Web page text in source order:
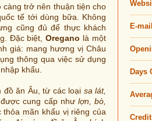
càng trở nên thuận tiện cho
tế tới dùng bữa. Không
cũng đủ để thực khách
Đặc biệt,Oregano là một
giá: mang hương vị Châu
thông qua việc sử dụng
khẩu.
đồ ăn Âu, từ các loại sa lát,
cung cấp như lợn, bò,
mãn khẩu vị riêng của
E-mail
Days